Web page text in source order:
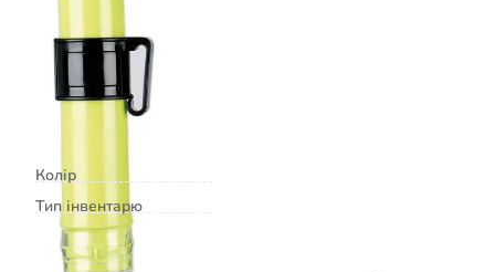
затиск для зручного кріплення до маски.
Постачальник і розробник: BECO Beermann GmbH &
Co.KG (Німеччина)
Характеристики
Колір
Тип інвентарю
Додати відгук на товар